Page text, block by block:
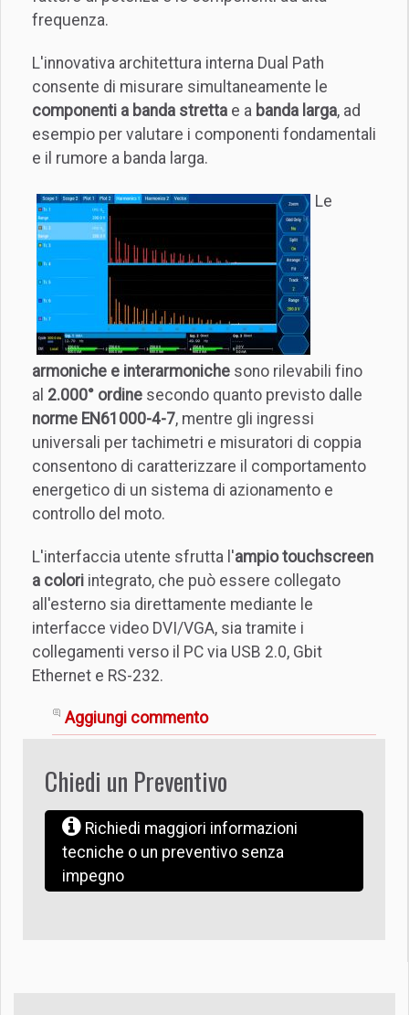
frequenza.
L'innovativa architettura interna Dual Path
consente di misurare simultaneamente le
componenti a banda stretta e a banda larga, ad
esempio per valutare i componenti fondamentali
e il rumore a banda larga.
Le
armoniche e interarmoniche sono rilevabili fino
al 2.000° ordine secondo quanto previsto dalle
norme EN61000-4-7, mentre gli ingressi
universali per tachimetri e misuratori di coppia
consentono di caratterizzare il comportamento
energetico di un sistema di azionamento e
controllo del moto.
L'interfaccia utente sfrutta l'ampio touchscreen
a colori integrato, che può essere collegato
all'esterno sia direttamente mediante le
interfacce video DVI/VGA, sia tramite i
collegamenti verso il PC via USB 2.0, Gbit
Ethernet e RS-232.
Aggiungi commento
Chiedi un Preventivo
Richiedi maggiori informazioni
tecniche o un preventivo senza
impegno